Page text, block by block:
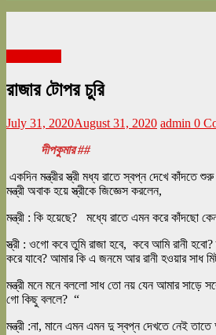
রাজার টোপর চুরি
July 31, 2020August 31, 2020 admin 0
দীপকুমার ##
একদিন মন্ত্রীর স্ত্রী মধ্য রাতে স্বপ্ন দেখে কাঁদতে
মন্ত্রী অবাক হয়ে স্ত্রীকে জিজ্ঞেস করলেন,
মন্ত্রী : কি হয়েছে? মধ্যে রাতে এমন করে কাঁদছো
স্ত্রী : ওগো কবে তুমি রাজা হবে, কবে আমি রানী হবো?
করে যাবে? আমার কি এ জনমে আর রানী হওয়ার সাধ
মন্ত্রী মনে মনে বললো সাধ তো নয় যেন আমার সাড়ে
গো কিছু বললে? “
মন্ত্রী :না, মানে এমন এমন দু স্বপ্ন দেখতে নেই